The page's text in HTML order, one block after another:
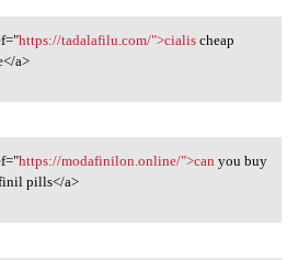
tadalafilu
https://tadalafilu.com/">cialischeap
a>
modafinilon
https://modafinilon.online/">can you buy
pills</a>